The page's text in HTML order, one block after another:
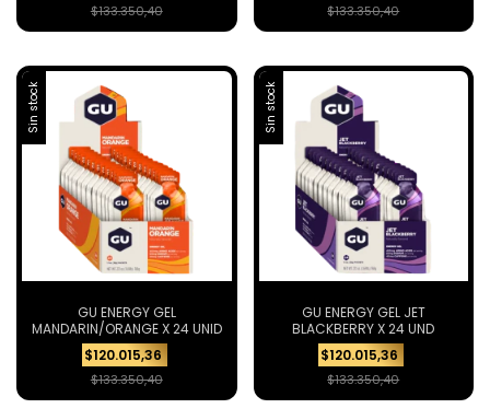
$133.350,40 $133.350,40
Sin stock
GU ENERGY GEL
MANDARIN/ORANGE X 24 UNID
$120.015,36
$133.350,40
Sin stock
GU ENERGY GEL JET
BLACKBERRY X 24 UND
$120.015,36
$133.350,40